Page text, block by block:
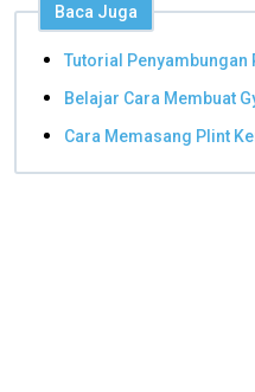
Baca Juga
Tutorial Penyambungan
Belajar Cara Membuat
Cara Memasang Plint